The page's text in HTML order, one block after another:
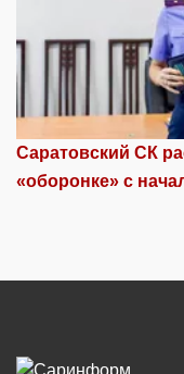
Саратовский СК
«оборонке» с